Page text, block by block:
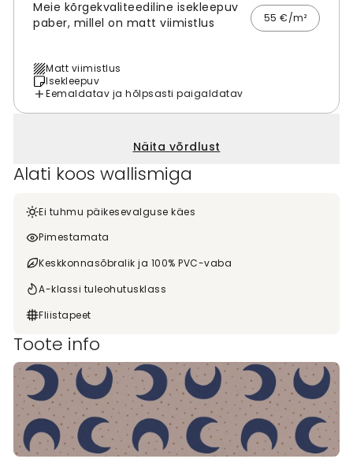
Meie kõrgekvaliteediline isekleepuv
paber, millel on matt viimistlus
55 €/m²
Matt viimistlus
Isekleepuv
Eemaldatav ja hõlpsasti paigaldatav
Näita võrdlust
Alati koos wallismiga
Ei tuhmu päikesevalguse käes
Pimestamata
Keskkonnasõbralik ja 100% PVC-vaba
A-klassi tuleohutusklass
Fliistapeet
Toote info